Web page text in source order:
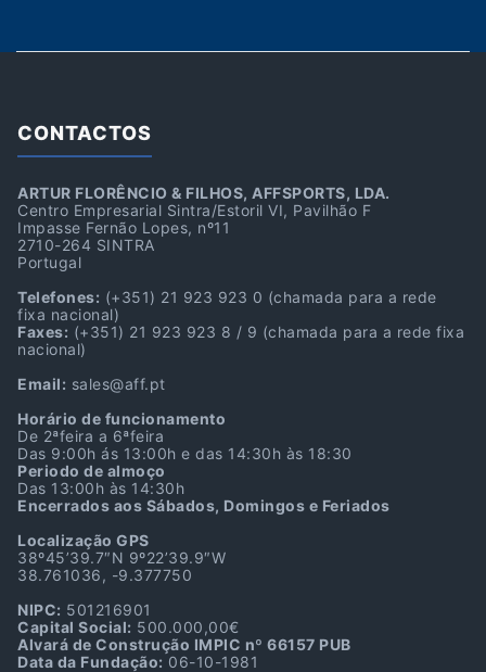
CONTACTOS
ARTUR FLORÊNCIO & FILHOS, AFFSPORTS, LDA.
Centro Empresarial Sintra/Estoril VI, Pavilhão F
Impasse Fernão Lopes, nº11
2710-264 SINTRA
Portugal
Telefones: (+351) 21 923 923 0 (chamada para a rede
fixa nacional)
Faxes: (+351) 21 923 923 8 / 9 (chamada para a rede fixa
nacional)
Email: sales@aff.pt
Horário de funcionamento
De 2ªfeira a 6ªfeira
Das 9:00h ás 13:00h e das 14:30h às 18:30
Periodo de almoço
Das 13:00h às 14:30h
Encerrados aos Sábados, Domingos e Feriados
Localização GPS
38º45’39.7″N 9º22’39.9″W
38.761036, -9.377750
NIPC: 501216901
Capital Social: 500.000,00€
Alvará de Construção IMPIC nº 66157 PUB
Data da Fundação: 06-10-1981